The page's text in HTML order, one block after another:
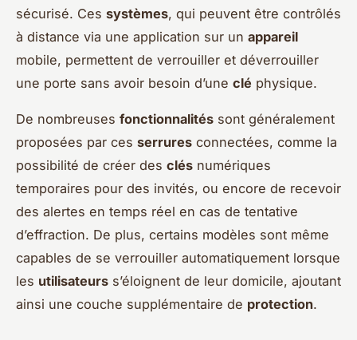
sécurisé. Ces systèmes, qui peuvent être contrôlés
à distance via une application sur un appareil
mobile, permettent de verrouiller et déverrouiller
une porte sans avoir besoin d’une clé physique.
De nombreuses fonctionnalités sont généralement
proposées par ces serrures connectées, comme la
possibilité de créer des clés numériques
temporaires pour des invités, ou encore de recevoir
des alertes en temps réel en cas de tentative
d’effraction. De plus, certains modèles sont même
capables de se verrouiller automatiquement lorsque
les utilisateurs s’éloignent de leur domicile, ajoutant
ainsi une couche supplémentaire de protection.